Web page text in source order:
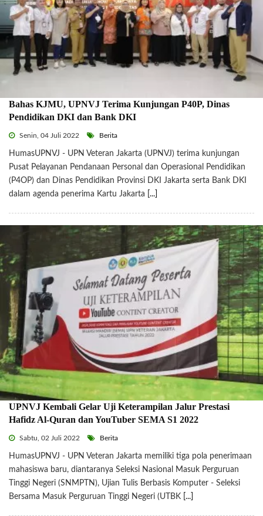
Bahas KJMU, UPNVJ Terima Kunjungan P40P, Dinas
Pendidikan DKI dan Bank DKI
Senin, 04 Juli 2022 Berita
HumasUPNVJ - UPN Veteran Jakarta (UPNVJ) terima kunjungan
Pusat Pelayanan Pendanaan Personal dan Operasional Pendidikan
(P4OP) dan Dinas Pendidikan Provinsi DKI Jakarta serta Bank DKI
dalam agenda penerima Kartu Jakarta
[...]
UPNVJ Kembali Gelar Uji Keterampilan Jalur Prestasi
Hafidz Al-Quran dan YouTuber SEMA S1 2022
Sabtu, 02 Juli 2022 Berita
HumasUPNVJ - UPN Veteran Jakarta memiliki tiga pola penerimaan
mahasiswa baru, diantaranya Seleksi Nasional Masuk Perguruan
Tinggi Negeri (SNMPTN), Ujian Tulis Berbasis Komputer - Seleksi
Bersama Masuk Perguruan Tinggi Negeri (UTBK [...]